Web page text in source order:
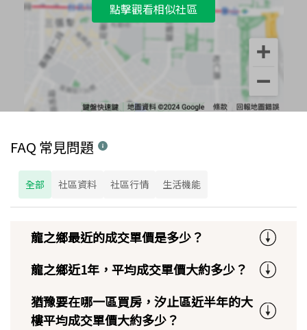
點擊觀看相似社區
FAQ 常見問題
全部 社區資料 社區行情 生活機能
龍之鄉最近的成交單價是多少？
龍之鄉近1年，平均成交單價大約多少？
猶豫要在哪一區買房，汐止區近半年的大
樓平均成交單價大約多少？